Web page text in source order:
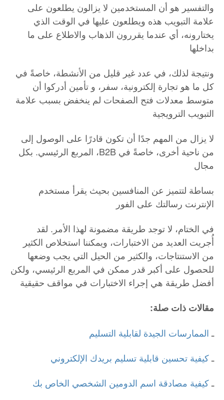
والتفسير هو أن المستخدمين لا يزالون يطلعون على
علامة التبويب هذه ويطلعون عليها في الوقت الذي
يختارونه، أي عندما يقررون الذهاب والاطلاع على ما
بداخلها
ونتيجة لذلك، في عدد غير قليل من الأنشطة، خاصةً في
كل ما هو تجارة إلكترونية، سفر، و تأمين أدركوا أن
متوسط معدلات فتح الصفحات لم ينخفض بسبب علامة
التبويب الترويجية
لا يزال من المهم جدًا أن تكون قادرًا على الوصول إلى
المربع الرئيسي. بكل ،B2B من ناحية أخرى، خاصةً في
مجال
بساطة لتتميز عن المنافسين بحيث يقرأ مستخدم
الإنترنت رسالتك على الفور
في الختام، لا توجد طريقة مضمونة لهذا الأمر. لقد
أُجريت العديد من الاختبارات، ويمكننا استخلاص الكثير
من الاستنتاجات، والكثير من الحيل التي يجب وضعها
للحصول على أكبر قدر ممكن في المربع الرئيسي، ولكن
أفضل طريقة هي إجراء الاختبارات في مواقف حقيقية
:مقالات ذات صلة
ـ الممارسات الجيدة لقابلية التسليم
ـكيفية تحسين قابلية تسليم بريدك الإلكتروني
ـكيفية مصادقة اسم الدومين الشخصي الخاص بك